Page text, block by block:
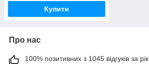
Купити
Про нас
100% позитивних з 1045 відгуків за рік